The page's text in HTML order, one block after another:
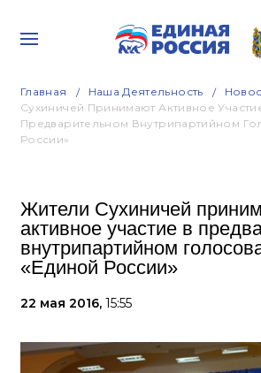
Главная Наша Деятельность
Сухиничей Принимают Активное
Предварительном Внутрипартийном
России»
Жители Сухиничей
активное участие в
внутрипартийном
«Единой России»
22 мая 2016, 15:55